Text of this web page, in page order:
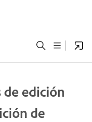
de edición
de